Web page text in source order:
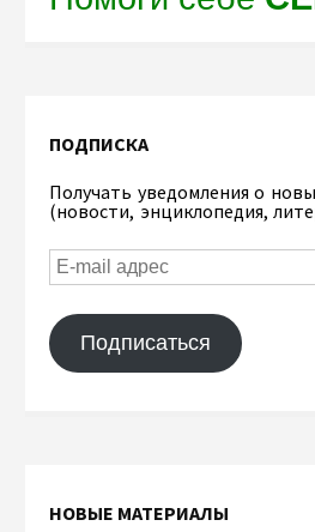
ПОДПИСКА
Получать уведомления о
(новости, энциклопедия,
Подписаться
НОВЫЕ МАТЕРИАЛЫ